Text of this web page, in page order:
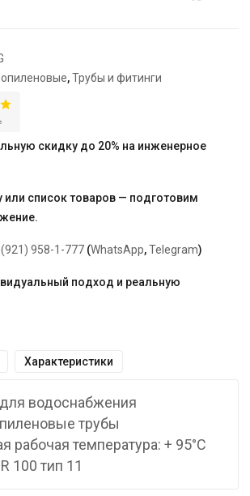
,Трубы и фитинги
скидку до 20% на инженерное
или список товаров — подготовим
(921) 958-1-777 (WhatsApp,Telegram)
подход и реальную
Характеристики
водоснабжения
трубы
рабочая температура: + 95°С
100 тип 11